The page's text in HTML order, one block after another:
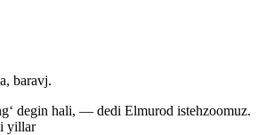
baravj.
degin hali, — dedi Elmurod istehzoomuz.
yillar